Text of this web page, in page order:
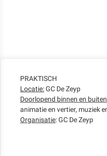
PRAKTISCH
Locatie:GC De Zeyp
Doorlopend binnen en buiten
animatie en vertier, muziek
Organisatie: GC De Zeyp